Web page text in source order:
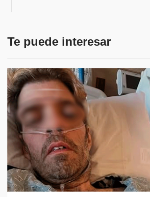
Te puede interesar